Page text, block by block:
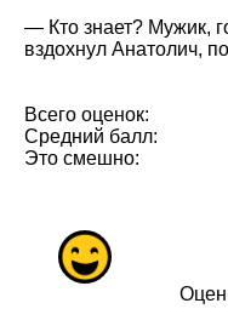
— Кто знает? Мужик,
вздохнул Анатолич,
Всего оценок:
Средний балл:
Это смешно: